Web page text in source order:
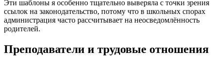
Эти шаблоны я особенно тщательно выверяла с точки зрения
ссылок на законодательство, потому что в школьных спорах
администрация часто рассчитывает на неосведомлённость
родителей.
Преподаватели и трудовые отношения